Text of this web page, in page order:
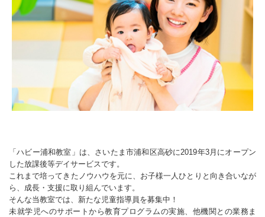
「ハビー浦和教室」は、さいたま市浦和区高砂に2019年3月にオープン
した放課後等デイサービスです。
これまで培ってきたノウハウを元に、お子様一人ひとりと向き合いなが
ら、成長・支援に取り組んでいます。
そんな当教室では、新たな児童指導員を募集中！
未就学児へのサポートから教育プログラムの実施、他機関との業務ま